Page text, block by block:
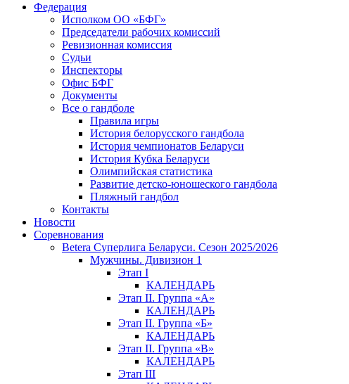
Федерация
Исполком ОО «БФГ»
Председатели рабочих комиссий
Ревизионная комиссия
Судьи
Инспекторы
Офис БФГ
Документы
Все о гандболе
Правила игры
История белорусского гандбола
История чемпионатов Беларуси
История Кубка Беларуси
Олимпийская статистика
Развитие детско-юношеского гандбола
Пляжный гандбол
Контакты
Новости
Соревнования
Betera Суперлига Беларуси. Сезон 2025/2026
Мужчины. Дивизион 1
Этап I
КАЛЕНДАРЬ
Этап II. Группа «А»
КАЛЕНДАРЬ
Этап II. Группа «Б»
КАЛЕНДАРЬ
Этап II. Группа «В»
КАЛЕНДАРЬ
Этап III